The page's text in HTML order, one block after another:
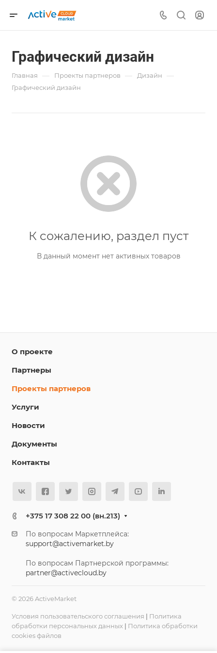
Графический дизайн
Главная — Проекты партнеров — Дизайн —
Графический дизайн
К сожалению, раздел пуст
В данный момент нет активных товаров
О проекте
Партнеры
Проекты партнеров
Услуги
Новости
Документы
Контакты
+375 17 308 22 00 (вн.213)
По вопросам Маркетплейса:
support@activemarket.by
По вопросам Партнерской программы:
partner@activecloud.by
© 2026 ActiveMarket
Условия пользовательского соглашения | Политика
обработки персональных данных | Политика обработки
cookies файлов